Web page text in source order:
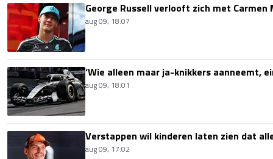
George Russell verlooft zich met Carmen
aug 09, 18:07
‘Wie alleen maar ja-knikkers aanneemt,
aug 09, 18:01
Verstappen wil kinderen laten zien dat
aug 09, 17:02